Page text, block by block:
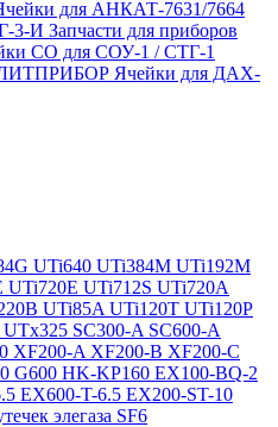
для АНКАТ-7631/7664
3-И Запчасти для приборов
CO для СОУ-1 / СТГ-1
Ячейки для ДАХ-
UTi640 UTi384M UTi192M
UTi720E UTi712S UTi720A
UTi85A UTi120T UTi120P
UTx325 SC300-A SC600-A
XF200-A XF200-B XF200-C
G600 HK-KP160 EX100-BQ-2
EX600-T-6.5 EX200-ST-10
элегаза SF6